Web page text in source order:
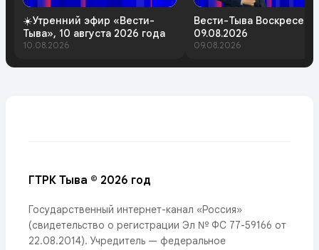
☀️Утренний эфир «Вести-
Тыва», 10 августа 2026 года
10.08.2026
Вести-Тыва
09.08.2026
09.08.2026
ГТРК Тыва © 2026 год
Государственный интернет-канал «Россия»
(свидетельство о регистрации Эл № ФС 77-59166 от
22.08.2014). Учредитель — федеральное